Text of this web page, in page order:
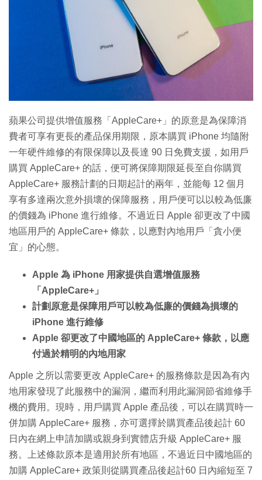
蘋果公司提供增值服務「AppleCare+」的原意是為保障消
費者可享有更長的產品保用期限，原本購買 iPhone 均隨附
一年硬件維修的有限保障以及長達 90 日免費支援，如用戶
購買 AppleCare+ 的話，便可將保障期限延長至自你購買
AppleCare+ 服務計劃的日期起計的兩年，並能每 12 個月
享有多達兩次意外損壞的保障服務，用戶便可以以較為低廉
的價錢為 iPhone 進行維修。不過近日 Apple 卻更改了中國
地區用戶的 AppleCare+ 條款，以應對內地用戶「貪小便
宜」的心態。
Apple 為 iPhone 用家提供自選增值服務
「AppleCare+」
計劃原意是保障用戶可以較為低廉的價錢為損壞的
iPhone 進行維修
Apple 卻更改了中國地區的 AppleCare+ 條款，以應
付過於精明的內地用家
Apple 之所以需要更改 AppleCare+ 的服務條款是因為有內
地用家發現了此服務中的漏洞，繼而利用此漏洞節省維修手
機的費用。現時，用戶購買 Apple 產品後，可以在購買時一
併加購 AppleCare+ 服務，亦可選擇於購買產品後起計 60
日內在網上申請加購或親身到實體店升級 AppleCare+ 服
務。上述條款原本是適用於所有地區，不過近日中國地區的
加購 AppleCare+ 政策則從購買產品後起計60 日內縮短至 7